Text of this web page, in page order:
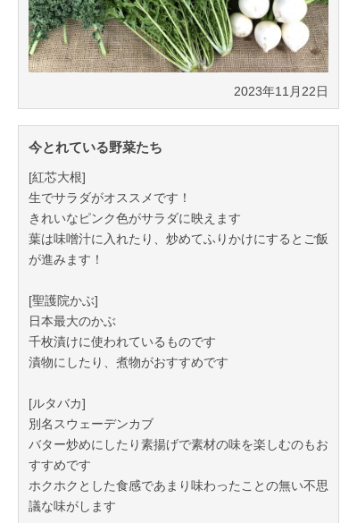
2023年11月22日
今とれている野菜たち
[紅芯大根]
生でサラダがオススメです！
きれいなピンク色がサラダに映えます
葉は味噌汁に入れたり、炒めてふりかけにするとご飯
が進みます！
[聖護院かぶ]
日本最大のかぶ
千枚漬けに使われているものです
漬物にしたり、煮物がおすすめです
[ルタバカ]
別名スウェーデンカブ
バター炒めにしたり素揚げで素材の味を楽しむのもお
すすめです
ホクホクとした食感であまり味わったことの無い不思
議な味がします